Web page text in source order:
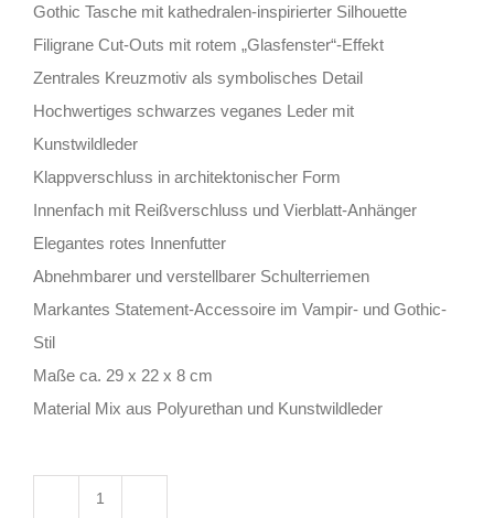
Gothic Tasche mit kathedralen-inspirierter Silhouette
Filigrane Cut-Outs mit rotem „Glasfenster“-Effekt
Zentrales Kreuzmotiv als symbolisches Detail
Hochwertiges schwarzes veganes Leder mit
Kunstwildleder
Klappverschluss in architektonischer Form
Innenfach mit Reißverschluss und Vierblatt-Anhänger
Elegantes rotes Innenfutter
Abnehmbarer und verstellbarer Schulterriemen
Markantes Statement-Accessoire im Vampir- und Gothic-
Stil
Maße ca. 29 x 22 x 8 cm
Material Mix aus Polyurethan und Kunstwildleder